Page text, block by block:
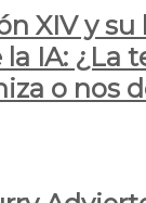
XIV y
IA: ¿La
o nos